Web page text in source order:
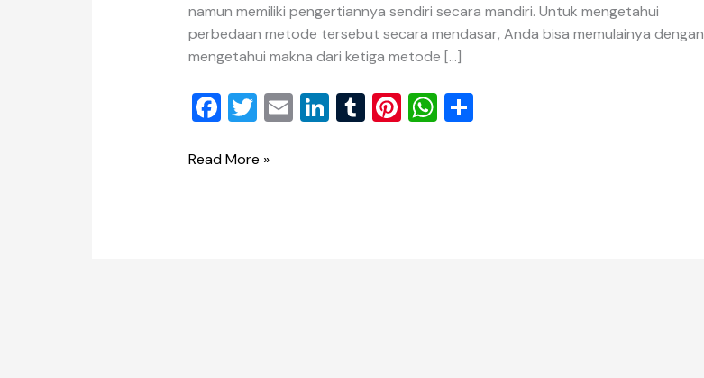
namun memiliki pengertiannya sendiri secara mandiri. Untuk mengetahui
perbedaan metode tersebut secara mendasar, Anda bisa memulainya dengan
mengetahui makna dari ketiga metode […]
F
c
T
tt
E Li T Pi W S
Read More »